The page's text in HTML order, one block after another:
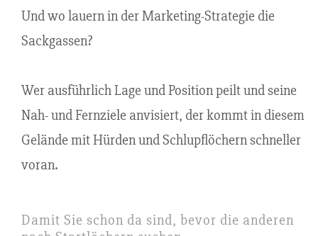
Und wo lauern in der Marketing-Strategie die
Sackgassen?
Wer ausführlich Lage und Position peilt und seine
Nah- und Fernziele anvisiert, der kommt in diesem
Gelände mit Hürden und Schlupflöchern schneller
voran.
Damit Sie schon da sind, bevor die anderen